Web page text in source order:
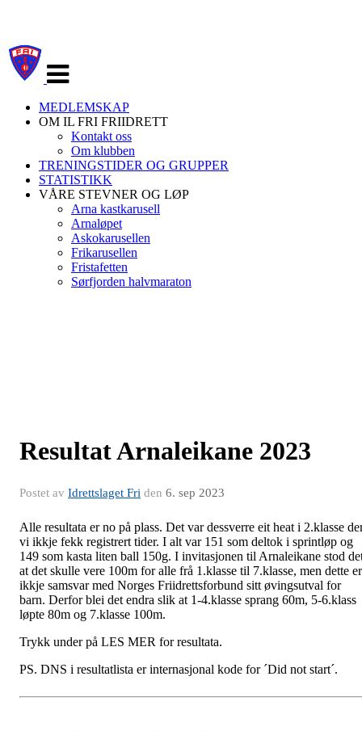
navigasjon
MEDLEMSKAP
OM IL FRI FRIIDRETT
Kontakt oss
Om klubben
TRENINGSTIDER OG GRUPPER
STATISTIKK
VÅRE STEVNER OG LØP
Arna kastkarusell
Arnaløpet
Askokarusellen
Frikarusellen
Fristafetten
Sørfjorden halvmaraton
Resultat Arnaleikane 2023
Postet av Idrettslaget Fri den 6. sep 2023
Alle resultata er no på plass. Det var dessverre eit heat i 2.klasse
vi ikkje fekk registrert tider. I alt var 151 som deltok i sprintløp og
149 som kasta liten ball 150g. I invitasjonen til Arnaleikane stod
at det skulle vere 100m for alle frå 1.klasse til 7.klasse, men dette er
ikkje samsvar med Norges Friidrettsforbund sitt øvingsutval for
barn. Derfor blei det endra slik at 1-4.klasse sprang 60m, 5-6.klass
løpte 80m og 7.klasse 100m.
Trykk under på LES MER for resultata.
PS. DNS i resultatlista er internasjonal kode for ´Did not start´.